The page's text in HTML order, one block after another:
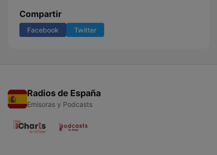
Compartir
Facebook Twitter
Radios de España
Emisoras y Podcasts